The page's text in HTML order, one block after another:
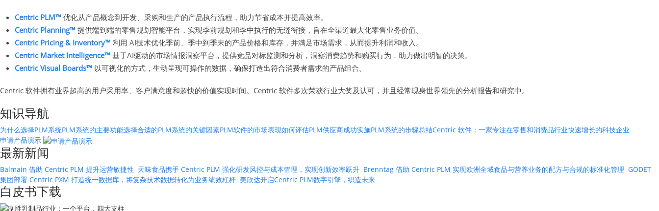
Centric PLM™ 优化从产品概念到开发、采购和生产的产品执行流程，助力节省成本并提高效率。
Centric Planning™ 提供端到端的零售规划智能平台，实现季前规划和季中执行的无缝衔接，旨在全渠道最大化零售业务价值。
Centric Pricing & Inventory™ 利用 AI技术优化季前、季中到季末的产品价格和库存，并满足市场需求，从而提升利润和收入。
Centric Market Intelligence™ 基于AI驱动的市场情报洞察平台，提供竞品对标监测和分析，洞察消费趋势和购买行为，助力做出明智的决策。
Centric Visual Boards™ 以可视化的方式，生动呈现可操作的数据，确保打造出符合消费者需求的产品组合。
Centric 软件拥有业界超高的用户采用率、客户满意度和超快的价值实现时间。Centric 软件多次荣获行业大奖及认可，并且经常现身世界领先的分析报告和研究中。
知识导航
为什么选择PLM系统PLM系统的主要功能选择合适的PLM系统的关键因素PLM软件的市场表现如何评估PLM供应商成功实施PLM系统的步骤总结Centric 软件：一家专注在零售和消费品行业快速增长的科技企业
申请产品演示
最新新闻
Balmain 借助 Centric PLM 提升运营敏捷性 天味食品携手 Centric PLM 强化研发风控与成本管理，实现创新效率跃升 Brenntag 借助 Centric PLM 实现欧洲全域食品与营养业务的配方与合规的标准化管理 GODET
集团部署 Centric PXM 打造统一数据库，将复杂技术数据转化为业务绩效杠杆 美欣达开启Centric PLM数字引擎，织造未来
白皮书下载